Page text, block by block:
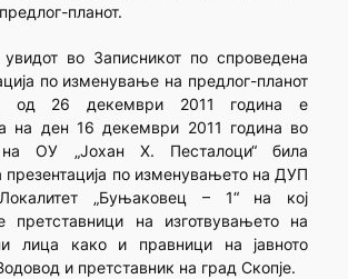
планот.
во Записникот по спроведена
по изменување на предлог-планот
од 26 декември 2011 година е
на ден 16 декември 2011 година во
на ОУ „Јохан Х. Песталоци“ била
презентација по изменувањето на ДУП
„Буњаковец – 1“ на кој
претставници на изготвувањето на
лица како и правници на јавното
и претставник на град Скопје.